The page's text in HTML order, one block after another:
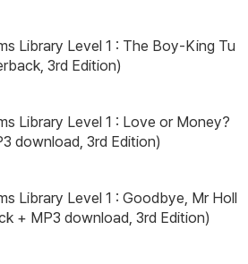
Library Level 1 : The Boy-King Tu
3rd Edition)
Library Level 1 : Love or Money?
download, 3rd Edition)
Library Level 1 : Goodbye, Mr Holl
+ MP3 download, 3rd Edition)